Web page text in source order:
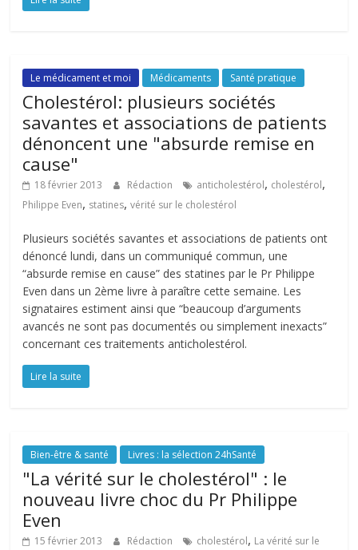
Le médicament et moi Médicaments Santé pratique
Cholestérol: plusieurs sociétés
savantes et associations de patients
dénoncent une "absurde remise en
cause"
18 février 2013 Rédaction anticholestérol, cholestérol,
Philippe Even, statines,vérité sur le cholestérol
Plusieurs sociétés savantes et associations de patients ont
dénoncé lundi, dans un communiqué commun, une
“absurde remise en cause” des statines par le Pr Philippe
Even dans un 2ème livre à paraître cette semaine. Les
signataires estiment ainsi que “beaucoup d’arguments
avancés ne sont pas documentés ou simplement inexacts”
concernant ces traitements anticholestérol.
Lire la suite
Bien-être & santé Livres : la sélection 24hSanté
"La vérité sur le cholestérol" : le
nouveau livre choc du Pr Philippe
Even
15 février 2013 Rédaction cholestérol, La vérité sur le